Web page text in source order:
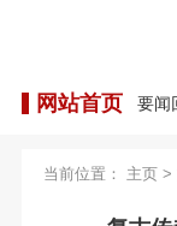
网站首页 要闻
当前位置： 主页>